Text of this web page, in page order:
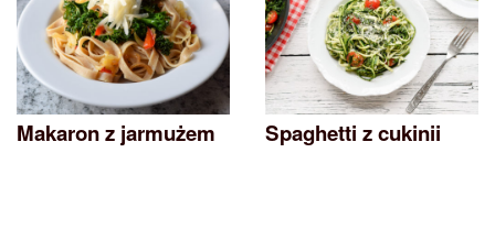
Makaron z jarmużem Spaghetti z cukinii